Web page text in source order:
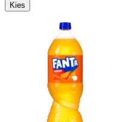
Kies